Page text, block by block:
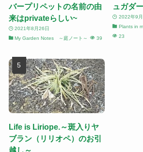
バープリペットの名前の由
来はprivateらしい~
2021年8月26日
My Garden Notes ～庭ノート～
39
ュガダ
2022年9
Plants in
23
Life is Liriope.～斑入りヤ
ブラン（リリオペ）のお引
越し～